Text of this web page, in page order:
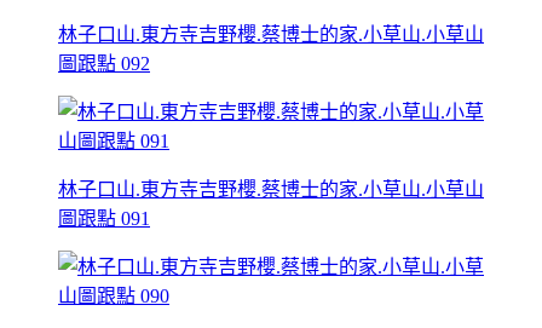
林子口山.東方寺吉野櫻.蔡博士的家.小草山.小草山
圖跟點 092
林子口山.東方寺吉野櫻.蔡博士的家.小草山.小草山
圖跟點 091